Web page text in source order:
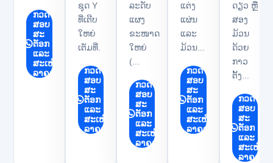
ກວດ
ສອບ
ສະ
ຕັອກ
ແລະ
ສະເໜີ
ລາຄາ
ຊຸດ Y
ທີ່ເຕີບ
ໃຫຍ່
ເຕັມທີ່.
ກວດ
ສອບ
ສະ
ຕັອກ
ແລະ
ສະເໜີ
ລາຄາ
ລະດັບ
ແຜງ
ຂະໜາດ
ໃຫຍ່
(...
ກວດ
ສອບ
ສະ
ຕັອກ
ແລະ
ສະເໜີ
ລາຄາ
ແຕ່ງ
ແຜ່ນ
ແລະ
ມ້ວນ...
ກວດ
ສອບ
ສະ
ຕັອກ
ແລະ
ສະເໜີ
ລາຄາ
ດຽວ ຫຼື
ສອງ
ມ້ວນ
ດ້ວຍ
ກາວ
ຕັ້ງ...
ກວດ
ສອບ
ສະ
ຕັອກ
ແລະ
ສະເໜີ
ລາຄາ